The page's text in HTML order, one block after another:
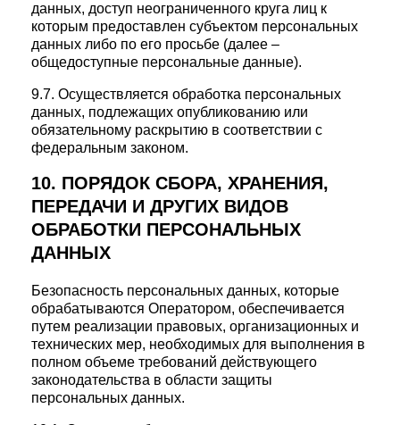
данных, доступ неограниченного круга лиц к
которым предоставлен субъектом персональных
данных либо по его просьбе (далее –
общедоступные персональные данные).
9.7. Осуществляется обработка персональных
данных, подлежащих опубликованию или
обязательному раскрытию в соответствии с
федеральным законом.
10. ПОРЯДОК СБОРА, ХРАНЕНИЯ,
ПЕРЕДАЧИ И ДРУГИХ ВИДОВ
ОБРАБОТКИ ПЕРСОНАЛЬНЫХ
ДАННЫХ
Безопасность персональных данных, которые
обрабатываются Оператором, обеспечивается
путем реализации правовых, организационных и
технических мер, необходимых для выполнения в
полном объеме требований действующего
законодательства в области защиты
персональных данных.